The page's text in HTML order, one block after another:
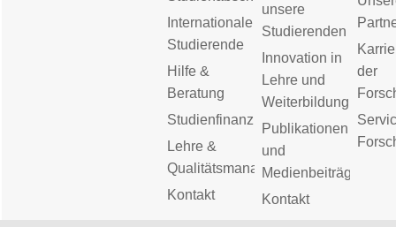
Internationale
Studierende
Hilfe &
Beratung
Studienfinanzierung
Lehre &
Qualitätsmanagement
Kontakt
unsere
Studierenden
Innovation in
Lehre und
Weiterbildung
Publikationen
und
Medienbeiträge
Kontakt
der